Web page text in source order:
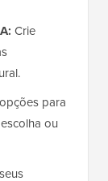
Crie
para
ou